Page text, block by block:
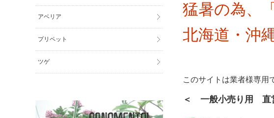
猛暑の為、
北海道・沖
このサイトは業者様専用
＜ 一般小売り用 直
アベリア
プリペット
ツゲ